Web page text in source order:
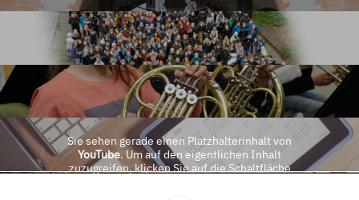
Sie sehen gerade einen Platzhalterinhalt von
YouTube. Um auf den eigentlichen Inhalt
zuzugreifen, klicken Sie auf die Schaltfläche